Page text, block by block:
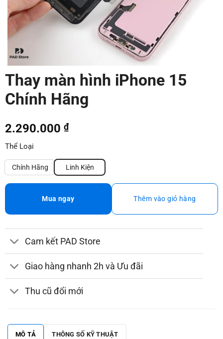
Thay màn hình iPhone 15
Chính Hãng
2.290.000 ₫
Thể Loại
Chính Hãng Linh Kiện
Thêm vào giỏ hàng
Mua ngay
Cam kết PAD Store
Giao hàng nhanh 2h và Ưu đãi
Thu cũ đổi mới
MÔ TẢ THÔNG SỐ KỸ THUẬT